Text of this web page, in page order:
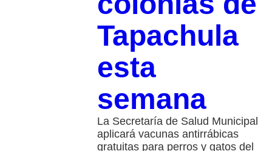
Tapachula
esta
semana
La Secretaría de Salud Municipal
aplicará vacunas antirrábicas
gratuitas para perros y gatos del